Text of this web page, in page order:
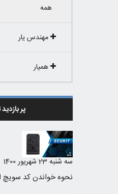
همه
مهندس یار
همیار
پر
سه شنبه 23 شهریور 1400